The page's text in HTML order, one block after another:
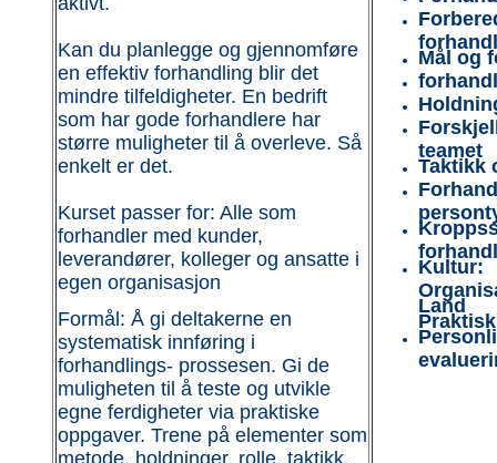
Mål og
teamet
Taktikk
Kultur:
Land
Kan du planlegge og gjennomføre
en effektiv forhandling blir det
mindre tilfeldigheter. En bedrift
som har gode forhandlere har
større muligheter til å overleve. Så
enkelt er det.
Kurset passer for: Alle som
forhandler med kunder,
leverandører, kolleger og ansatte i
egen organisasjon
Formål: Å gi deltakerne en
systematisk innføring i
forhandlings- prossesen. Gi de
muligheten til å teste og utvikle
egne ferdigheter via praktiske
oppgaver. Trene på elementer som
metode, holdninger, rolle, taktikk,